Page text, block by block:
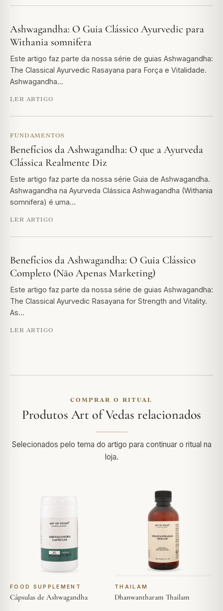
Ashwagandha: O Guia Clássico Ayurvedic para
Withania somnifera
Este artigo faz parte da nossa série de guias Ashwagandha:
The Classical Ayurvedic Rasayana para Força e Vitalidade.
Ashwagandha…
LER ARTIGO
FUNDAMENTOS
Benefícios da Ashwagandha: O que a Ayurveda
Clássica Realmente Diz
Este artigo faz parte da nossa série Guia de Ashwagandha.
Ashwagandha na Ayurveda Clássica Ashwagandha (Withania
somnifera) é uma…
LER ARTIGO
Benefícios da Ashwagandha: O Guia Clássico
Completo (Não Apenas Marketing)
Este artigo faz parte da nossa série de guias Ashwagandha:
The Classical Ayurvedic Rasayana for Strength and Vitality.
As…
LER ARTIGO
COMPRAR O RITUAL
Produtos Art of Vedas relacionados
Selecionados pelo tema do artigo para continuar o ritual na
loja.
FOOD SUPPLEMENT
Cápsulas de Ashwagandha
THAILAM
Dhanwantharam Thailam